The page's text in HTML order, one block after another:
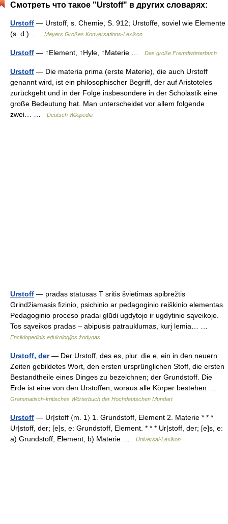
Смотреть что такое "Urstoff" в других словарях:
Urstoff — Urstoff, s. Chemie, S. 912; Urstoffe, soviel wie Elemente
(s. d.) …
Meyers Großes Konversations-Lexikon
Urstoff — ↑Element, ↑Hyle, ↑Materie … Das große Fremdwörterbuch
Urstoff — Die materia prima (erste Materie), die auch Urstoff
genannt wird, ist ein philosophischer Begriff, der auf Aristoteles
zurückgeht und in der Folge insbesondere in der Scholastik eine
große Bedeutung hat. Man unterscheidet vor allem folgende
zwei… …
Deutsch Wikipedia
Urstoff — pradas statusas T sritis švietimas apibrėžtis
Grindžiamasis fizinio, psichinio ar pedagoginio reiškinio elementas.
Pedagoginio proceso pradai glūdi ugdytojo ir ugdytinio sąveikoje.
Tos sąveikos pradas – abipusis patrauklumas, kurį lemia… …
Enciklopedinis edukologijos žodynas
Urstoff, der— Der Urstoff, des es, plur. die e, ein in den neuern
Zeiten gebildetes Wort, den ersten ursprünglichen Stoff, die ersten
Bestandtheile eines Dinges zu bezeichnen; der Grundstoff. Die
Erde ist eine von den Urstoffen, woraus alle Körper bestehen …
Grammatisch-kritisches Wörterbuch der Hochdeutschen Mundart
Urstoff — Ur|stoff 〈m. 1〉 1. Grundstoff, Element 2. Materie * * *
Ur|stoff, der; [e]s, e: Grundstoff, Element. * * * Ur|stoff, der; [e]s, e:
a) Grundstoff, Element; b) Materie …
Universal-Lexikon